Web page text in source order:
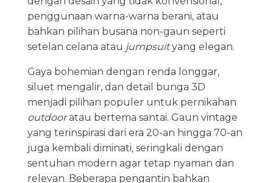
penggunaan warna-warna berani, atau
bahkan pilihan busana non-gaun seperti
setelan celana atau jumpsuityang elegan.
Gaya bohemian dengan renda longgar,
siluet mengalir, dan detail bunga 3D
menjadi pilihan populer untuk pernikahan
outdooratau bertema santai. Gaun vintage
yang terinspirasi dari era 20-an hingga 70-an
juga kembali diminati, seringkali dengan
sentuhan modern agar tetap nyaman dan
relevan. Beberapa pengantin bahkan